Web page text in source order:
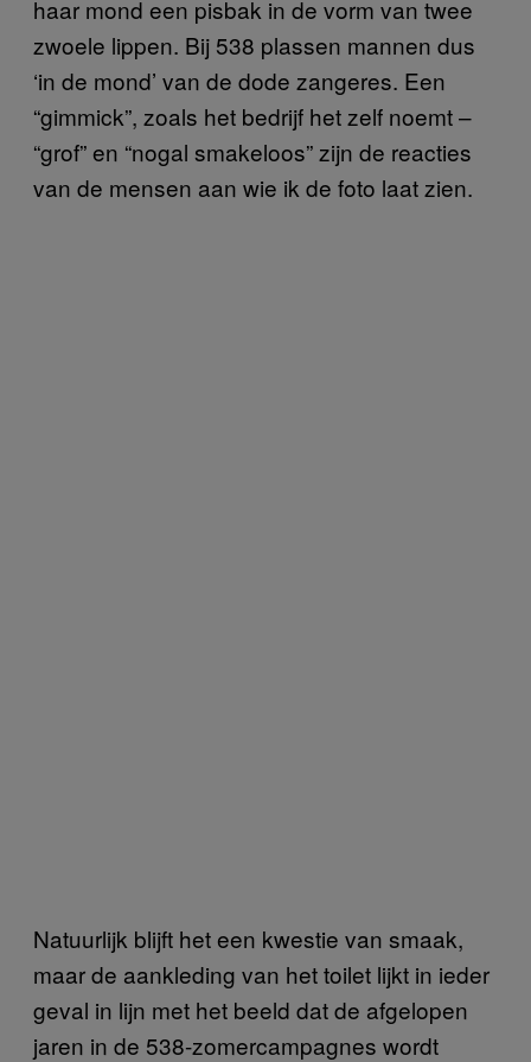
haar mond een pisbak in de vorm van twee
zwoele lippen. Bij 538 plassen mannen dus
‘in de mond’ van de dode zangeres. Een
“gimmick”, zoals het bedrijf het zelf noemt –
“grof” en “nogal smakeloos” zijn de reacties
van de mensen aan wie ik de foto laat zien.
Natuurlijk blijft het een kwestie van smaak,
maar de aankleding van het toilet lijkt in ieder
geval in lijn met het beeld dat de afgelopen
jaren in de 538-zomercampagnes wordt